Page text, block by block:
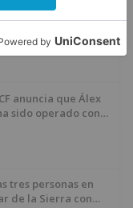
Lencina, nuevo
2026/27
anuncia que Álex
sido operado con
tres personas en
de la Sierra con